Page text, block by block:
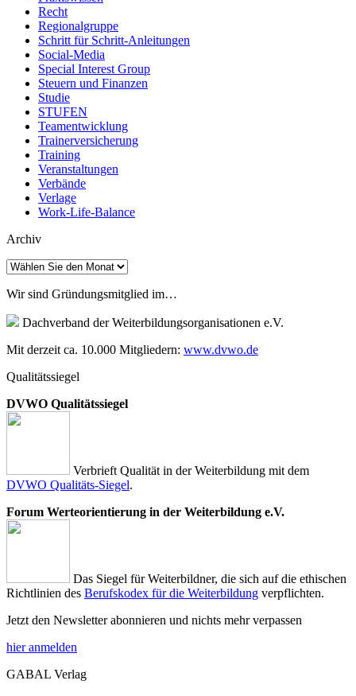
Recht
Regionalgruppe
Schritt für Schritt-Anleitungen
Social-Media
Special Interest Group
Steuern und Finanzen
Studie
STUFEN
Teamentwicklung
Trainerversicherung
Training
Veranstaltungen
Verbände
Verlage
Work-Life-Balance
Archiv
Archiv
Wir sind Gründungsmitglied im…
Dachverband der Weiterbildungsorganisationen e.V.
Mit derzeit ca. 10.000 Mitgliedern: www.dvwo.de
Qualitätssiegel
DVWO Qualitätssiegel
Verbrieft Qualität in der Weiterbildung mit dem
DVWO Qualitäts-Siegel.
Forum Werteorientierung in der Weiterbildung e.V.
Das Siegel für Weiterbildner, die sich auf die ethischen
Richtlinien des Berufskodex für die Weiterbildung verpflichten.
Jetzt den Newsletter abonnieren und nichts mehr verpassen
hier anmelden
GABAL Verlag